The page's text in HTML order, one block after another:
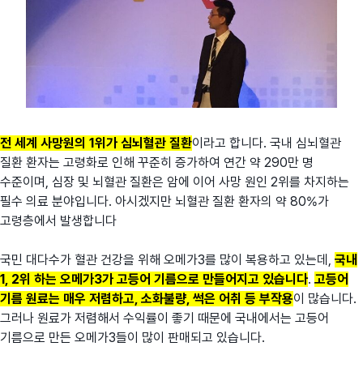
전 세계 사망원의 1위가 심뇌혈관 질환이라고 합니다. 국내 심뇌혈관
질환 환자는 고령화로 인해 꾸준히 증가하여 연간 약 290만 명
수준이며, 심장 및 뇌혈관 질환은 암에 이어 사망 원인 2위를 차지하는
필수 의료 분야입니다. 아시겠지만 뇌혈관 질환 환자의 약 80%가
고령층에서 발생합니다
국민 대다수가 혈관 건강을 위해 오메가3를 많이 복용하고 있는데, 국내
1, 2위 하는 오메가3가 고등어 기름으로 만들어지고 있습니다. 고등어
기름 원료는 매우 저렴하고, 소화불량, 썩은 어취 등 부작용이 많습니다.
그러나 원료가 저렴해서 수익률이 좋기 때문에 국내에서는 고등어
기름으로 만든 오메가3들이 많이 판매되고 있습니다.